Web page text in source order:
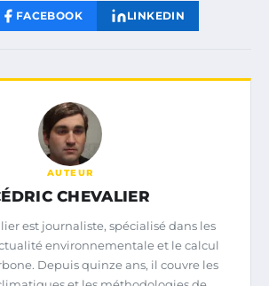
FACEBOOK LINKEDIN
AUTEUR
CHEVALIER
est journaliste, spécialisé dans les
environnementale et le calcul
Depuis quinze ans, il couvre les